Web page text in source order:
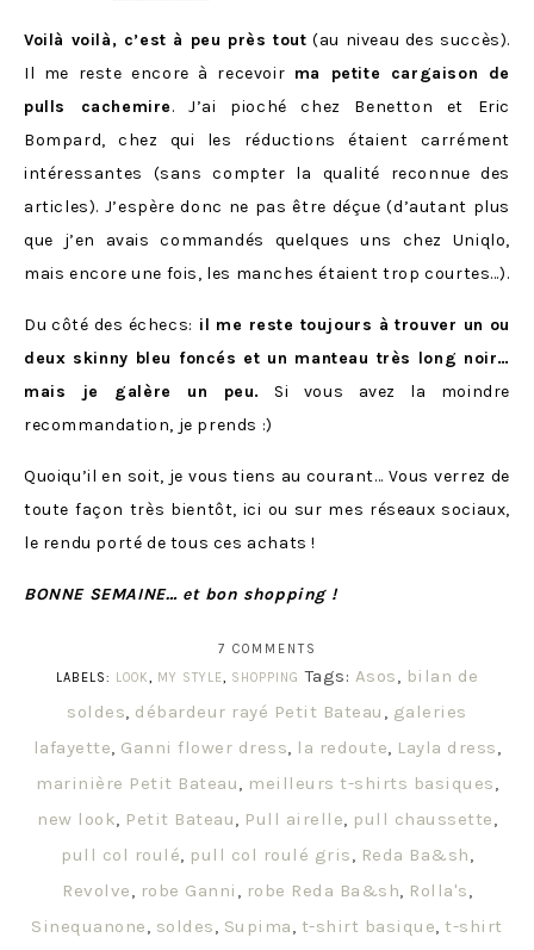
Voilà voilà, c’est à peu près tout (au niveau des succès).
Il me reste encore à recevoir ma petite cargaison de
pulls cachemire. J’ai pioché chez Benetton et Eric
Bompard, chez qui les réductions étaient carrément
intéressantes (sans compter la qualité reconnue des
articles). J’espère donc ne pas être déçue (d’autant plus
que j’en avais commandés quelques uns chez Uniqlo,
mais encore une fois, les manches étaient trop courtes…).
Du côté des échecs: il me reste toujours à trouver un ou
deux skinny bleu foncés et un manteau très long noir…
mais je galère un peu.
Si vous avez la moindre
recommandation, je prends :)
Quoiqu’il en soit, je vous tiens au courant… Vous verrez de
toute façon très bientôt, ici ou sur mes réseaux sociaux,
le rendu porté de tous ces achats !
BONNE SEMAINE… et bon shopping !
7 COMMENTS
LABELS: LOOK, MY STYLE, SHOPPING Tags: Asos, bilan de
soldes, débardeur rayé Petit Bateau , galeries
lafayette, Ganni flower dress, la redoute, Layla dress,
marinière Petit Bateau, meilleurs t-shirts basiques,
new look, Petit Bateau, Pull airelle, pull chaussette,
pull col roulé, pull col roulé gris, Reda Ba&sh,
Revolve, robe Ganni , robe Reda Ba&sh, Rolla's,
Sinequanone, soldes, Supima, t-shirt basique,t-shirt